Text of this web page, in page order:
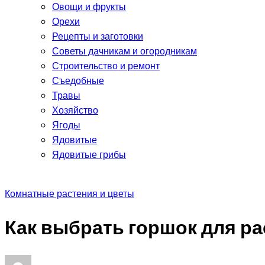
Овощи и фрукты
Орехи
Рецепты и заготовки
Советы дачникам и огородникам
Строительство и ремонт
Съедобные
Травы
Хозяйство
Ягоды
Ядовитые
Ядовитые грибы
Комнатные растения и цветы
Как выбрать горшок для